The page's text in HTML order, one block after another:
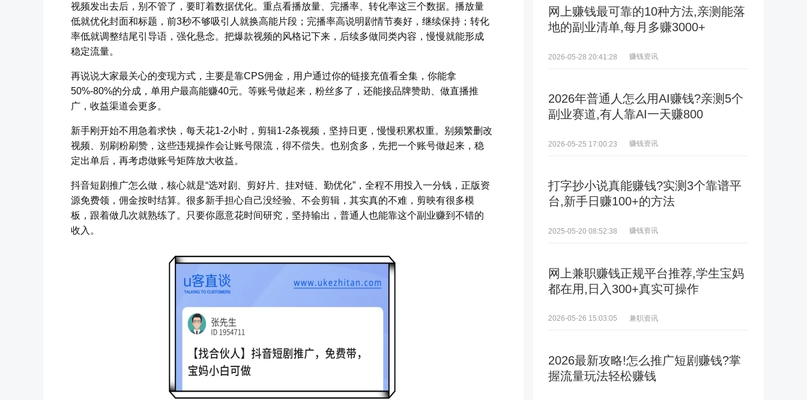
视频发出去后，别不管了，要盯着数据优化。重点看播放量、完播率、转化率这三个数据。播放量
低就优化封面和标题，前3秒不够吸引人就换高能片段；完播率高说明剧情节奏好，继续保持；转化
率低就调整结尾引导语，强化悬念。把爆款视频的风格记下来，后续多做同类内容，慢慢就能形成
稳定流量。
再说说大家最关心的变现方式，主要是靠CPS佣金，用户通过你的链接充值看全集，你能拿
50%-80%的分成，单用户最高能赚40元。等账号做起来，粉丝多了，还能接品牌赞助、做直播推
广，收益渠道会更多。
新手刚开始不用急着求快，每天花1-2小时，剪辑1-2条视频，坚持日更，慢慢积累权重。别频繁删改
视频、别刷粉刷赞，这些违规操作会让账号限流，得不偿失。也别贪多，先把一个账号做起来，稳
定出单后，再考虑做账号矩阵放大收益。
抖音短剧推广怎么做，核心就是“选对剧、剪好片、挂对链、勤优化”，全程不用投入一分钱，正版资
源免费领，佣金按时结算。很多新手担心自己没经验、不会剪辑，其实真的不难，剪映有很多模
板，跟着做几次就熟练了。只要你愿意花时间研究，坚持输出，普通人也能靠这个副业赚到不错的
收入。
网上赚钱最可靠的10种方法,亲测能落
地的副业清单,每月多赚3000+
2026-05-28 20:41:28 赚钱资讯
2026年普通人怎么用AI赚钱?亲测5个
副业赛道,有人靠AI一天赚800
2026-05-25 17:00:23 赚钱资讯
打字抄小说真能赚钱?实测3个靠谱平
台,新手日赚100+的方法
2025-05-20 08:52:38 赚钱资讯
网上兼职赚钱正规平台推荐,学生宝妈
都在用,日入300+真实可操作
2026-05-26 15:03:05 兼职资讯
2026最新攻略!怎么推广短剧赚钱?掌
握流量玩法轻松赚钱